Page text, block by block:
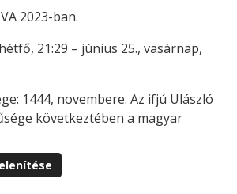
2023-ban.
21:29 – június 25., vasárnap,
1444, novembere. Az ifjú Ulászló
következtében a magyar